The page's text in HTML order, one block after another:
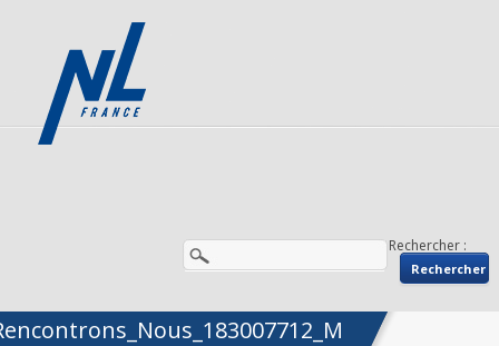
Rechercher :